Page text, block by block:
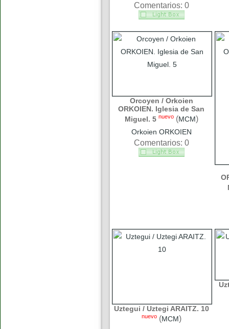
Comentarios: 0
Orcoyen / Orkoien
ORKOIEN. Iglesia de San
Miguel. 5 nuevo (MCM)
Orkoien ORKOIEN
Comentarios: 0
Uztegui / Uztegi ARAITZ. 10
nuevo (MCM)